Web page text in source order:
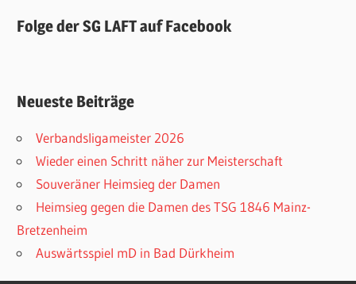
Folge der SG LAFT auf Facebook
Neueste Beiträge
Verbandsligameister 2026
Wieder einen Schritt näher zur Meisterschaft
Souveräner Heimsieg der Damen
Heimsieg gegen die Damen des TSG 1846 Mainz-
Bretzenheim
Auswärtsspiel mD in Bad Dürkheim